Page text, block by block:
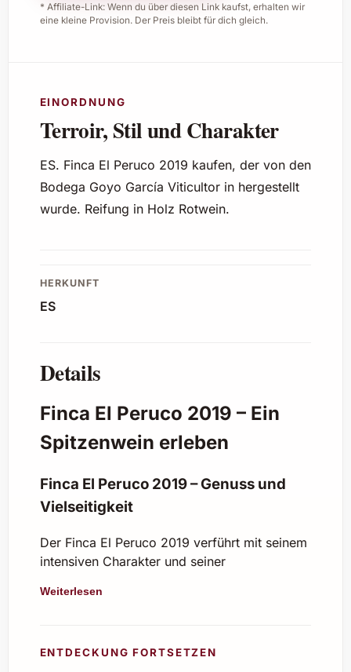
* Affiliate-Link: Wenn du über diesen Link kaufst, erhalten wir
eine kleine Provision. Der Preis bleibt für dich gleich.
EINORDNUNG
Terroir, Stil und Charakter
ES. Finca El Peruco 2019 kaufen, der von den
Bodega Goyo García Viticultor in hergestellt
wurde. Reifung in Holz Rotwein.
HERKUNFT
ES
Details
Finca El Peruco 2019 – Ein
Spitzenwein erleben
Finca El Peruco 2019 – Genuss und
Vielseitigkeit
Der Finca El Peruco 2019 verführt mit seinem
intensiven Charakter und seiner
Rotwein zeigt eine perfekte Harmonie von
nach dunklen Beeren, Kräutern und einer
Weiterlesen
ENTDECKUNG FORTSETZEN